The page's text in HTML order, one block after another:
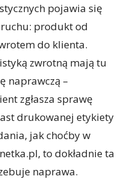
pojawia się
produkt od
do klienta.
zwrotną mają tu
naprawczą –
zgłasza sprawę
drukowanej etykiety
jak choćby w
to dokładnie ta
naprawa.